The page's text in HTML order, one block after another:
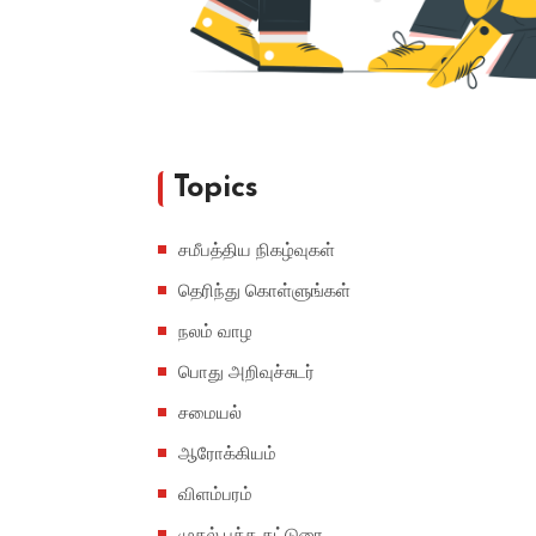
Topics
சமீபத்திய நிகழ்வுகள்
தெரிந்து கொள்ளுங்கள்
நலம் வாழ
பொது அறிவுச்சுடர்
சமையல்
ஆரோக்கியம்
விளம்பரம்